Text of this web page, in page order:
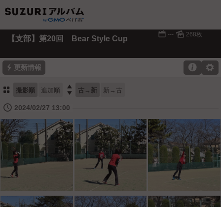
【支部】第20回 Bear Style Cup 📅 --- 🌄 268枚
⚡ 更新情報 ⚙

⚏ 撮影順 追加順  古→新 新→古
🕔 2024/02/27 13:00